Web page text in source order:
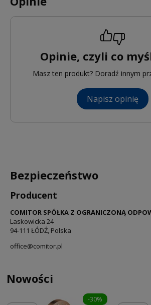
Opinie, czyli co
Masz ten produkt? Doradź innym
Napisz opinię
Bezpieczeństwo
Producent
COMITOR SPÓŁKA Z OGRANICZONĄ
Laskowicka 24
94-111 ŁÓDŹ, Polska
office@comitor.pl
Nowości
-30%